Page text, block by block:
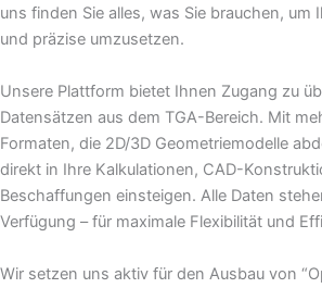
uns finden Sie alles, was Sie brauchen, um
und präzise umzusetzen.
Unsere Plattform bietet Ihnen Zugang zu
Datensätzen aus dem TGA-Bereich. Mit
Formaten, die 2D/3D Geometriemodelle
direkt in Ihre Kalkulationen, CAD-
Beschaffungen einsteigen. Alle Daten
Verfügung – für maximale Flexibilität und
Wir setzen uns aktiv für den Ausbau von